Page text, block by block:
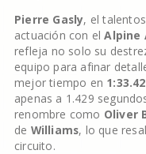
Pierre Gasly, el
actuación con elAlpine
refleja no solo su
equipo para afinar
mejor tiempo en
apenas a 1.429
renombre como Oliver
de Williams, lo que
circuito.